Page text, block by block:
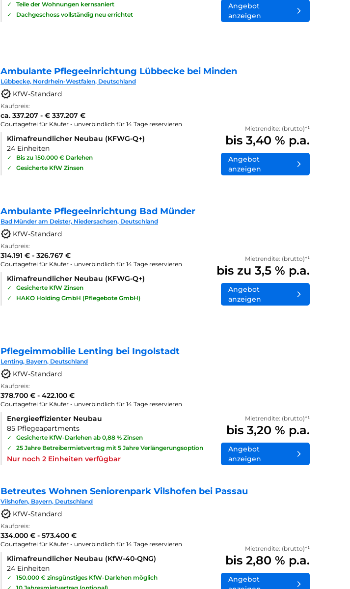
✓
Teile der Wohnungen kernsaniert
✓
Dachgeschoss vollständig neu errichtet
Angebot
anzeigen
Ambulante Pflegeeinrichtung Lübbecke bei Minden
Lübbecke, Nordrhein-Westfalen, Deutschland
KfW-Standard
Kaufpreis:
ca. 337.207 - € 337.207 €
Courtagefrei für Käufer - unverbindlich für 14 Tage reservieren
Klimafreundlicher Neubau (KFWG-Q+)
24 Einheiten
✓
Bis zu 150.000 € Darlehen
✓
Gesicherte KfW Zinsen
Mietrendite: (brutto)*¹
bis 3,40 % p.a.
Angebot
anzeigen
Ambulante Pflegeeinrichtung Bad Münder
Bad Münder am Deister, Niedersachsen, Deutschland
KfW-Standard
Kaufpreis:
314.191 € - 326.767 €
Courtagefrei für Käufer - unverbindlich für 14 Tage reservieren
Klimafreundlicher Neubau (KFWG-Q+)
✓
Gesicherte KfW Zinsen
✓
HAKO Holding GmbH (Pflegebote GmbH)
Mietrendite: (brutto)*¹
bis zu 3,5 % p.a.
Angebot
anzeigen
Pflegeimmobilie Lenting bei Ingolstadt
Lenting, Bayern, Deutschland
KfW-Standard
Kaufpreis:
378.700 € - 422.100 €
Courtagefrei für Käufer - unverbindlich für 14 Tage reservieren
Energieeffizienter Neubau
85 Pflegeapartments
✓
Gesicherte KfW-Darlehen ab 0,88 % Zinsen
✓
25 Jahre Betreibermietvertrag mit 5 Jahre Verlängerungsoption
Nur noch 2 Einheiten verfügbar
Mietrendite: (brutto)*¹
bis 3,20 % p.a.
Angebot
anzeigen
Betreutes Wohnen Seniorenpark Vilshofen bei Passau
Vilshofen, Bayern, Deutschland
KfW-Standard
Kaufpreis:
334.000 € - 573.400 €
Courtagefrei für Käufer - unverbindlich für 14 Tage reservieren
Klimafreundlicher Neubau (KfW-40-QNG)
24 Einheiten
✓
150.000 € zinsgünstiges KfW-Darlehen möglich
Mietrendite: (brutto)*¹
bis 2,80 % p.a.
Angebot